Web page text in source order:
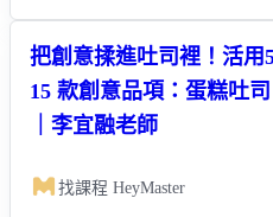
把創意揉進吐司裡！活用
15 款創意品項：蛋糕吐
｜李宜融老師
找課程 HeyMaster